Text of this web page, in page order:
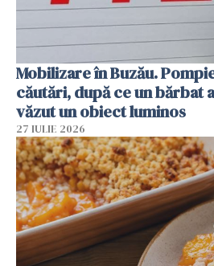
Mobilizare în Buzău.
căutări, după ce un bărbat
văzut un obiect luminos
27 IULIE 2026